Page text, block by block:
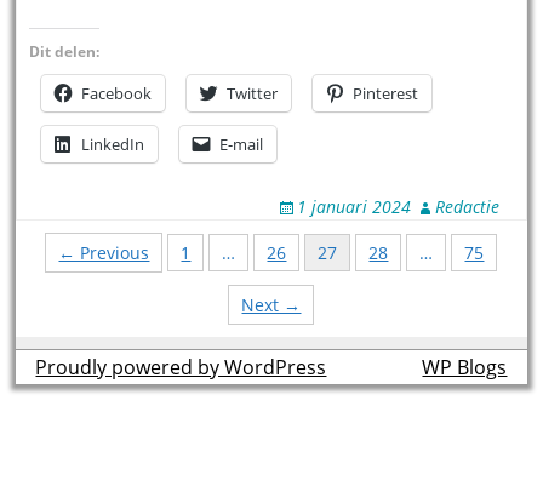
Dit delen:
Facebook Twitter Pinterest
LinkedIn E-mail
1 januari 2024 Redactie
Posts← Previous 1 … 26 27 28 … 75
Next →
Proudly powered by WordPress theme byWP Blogs